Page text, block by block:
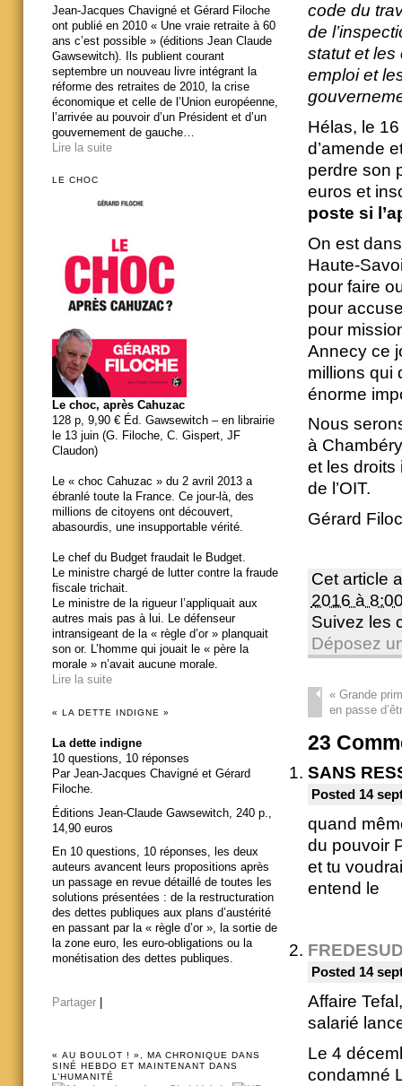
code du
de
statut et les
emploi et
Hélas, le
d’amende
perdre son
euros et
poste si
On est
Haute-
pour faire
pour
pour
Annecy ce
millions qui
énorme
Nous
à
et les droits
de l’OIT.
Gérard
Cet article
2016 à
Suivez les
Déposez
«Grande
en passe
23
SANS
Posted 14
quand
du pouvoir
et tu
entend le
Posted 14
Affaire
salarié
Le 4
condamné
Jean-Jacques Chavigné et Gérard Filoche
ont publié en 2010 « Une vraie retraite à 60
ans c’est possible » (éditions Jean Claude
Gawsewitch). Ils publient courant
septembre un nouveau livre intégrant la
réforme des retraites de 2010, la crise
économique et celle de l’Union européenne,
l’arrivée au pouvoir d’un Président et d’un
gouvernement de gauche…
Lire la suite
LE CHOC
Le choc, après Cahuzac
128 p, 9,90 € Éd. Gawsewitch – en librairie
le 13 juin (G. Filoche, C. Gispert, JF
Claudon)
Le « choc Cahuzac » du 2 avril 2013 a
ébranlé toute la France. Ce jour-là, des
millions de citoyens ont découvert,
abasourdis, une insupportable vérité.
Le chef du Budget fraudait le Budget.
Le ministre chargé de lutter contre la fraude
fiscale trichait.
Le ministre de la rigueur l’appliquait aux
autres mais pas à lui. Le défenseur
intransigeant de la « règle d’or » planquait
son or. L’homme qui jouait le « père la
morale » n’avait aucune morale.
Lire la suite
« LA DETTE INDIGNE »
La dette indigne
10 questions, 10 réponses
Par Jean-Jacques Chavigné et Gérard
Filoche.
Éditions Jean-Claude Gawsewitch, 240 p.,
14,90 euros
En 10 questions, 10 réponses, les deux
auteurs avancent leurs propositions après
un passage en revue détaillé de toutes les
solutions présentées : de la restructuration
des dettes publiques aux plans d’austérité
en passant par la « règle d’or », la sortie de
la zone euro, les euro-obligations ou la
monétisation des dettes publiques.
Partager
« AU BOULOT ! », MA CHRONIQUE DANS
SINÉ HEBDO ET MAINTENANT DANS
L’HUMANITÉ